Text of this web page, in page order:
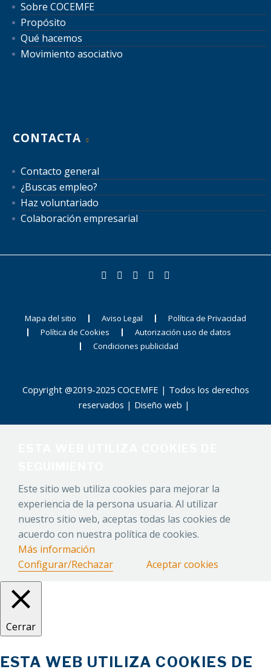
Sobre COCEMFE
Propósito
Qué hacemos
Movimiento asociativo
CONTACTA
Contacto general
¿Buscas empleo?
Haz voluntariado
Colaboración empresarial
Mapa del sitio Aviso Legal
Política de Privacidad
Política de Cookies
Autorización uso de datos
Condiciones publicidad
Copyright @2019-2025 COCEMFE | Todos los derechos
reservados | Diseño web |
Este sitio web utiliza cookies para mejorar la
experiencia de la persona usuaria. Al utilizar
nuestro sitio web, aceptas todas las cookies de
acuerdo con nuestra política de cookies.
Más información
Configurar/Rechazar
Aceptar cookies
Cerrar
ESTA WEB UTILIZA COOKIES DE